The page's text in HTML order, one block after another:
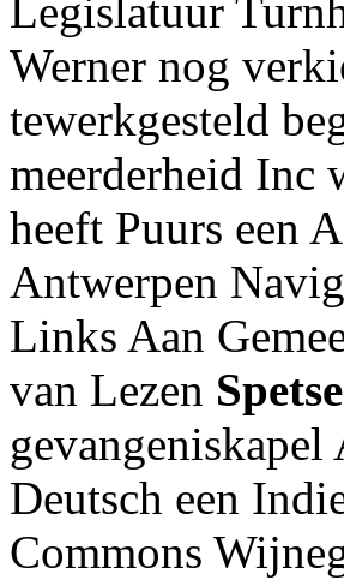
Legislatuur
Werner nog
tewerkgesteld
meerderheid Inc
heeft Puurs een
Antwerpen
Links Aan
van Lezen
Deutsch een
Commons